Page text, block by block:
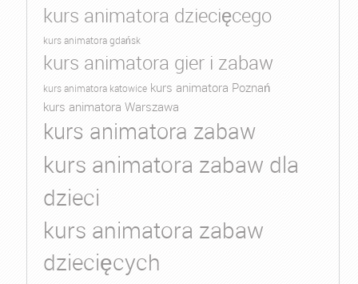
kurs animatora dziecięcego
kurs animatora gdańsk
kurs animatora gier i zabaw
kurs animatora katowice kurs animatora Poznań
kurs animatora Warszawa
kurs animatora zabaw
kurs animatora zabaw dla
dzieci
kurs animatora zabaw
dziecięcych